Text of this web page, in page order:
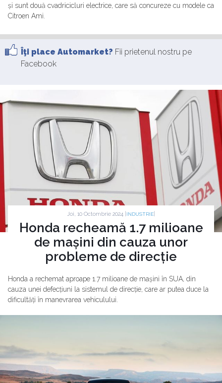
și sunt două cvadricicluri electrice, care să concureze cu modele ca
Citroen Ami.
Îţi place Automarket? Fii prietenul nostru pe
Facebook
Joi, 10 Octombrie 2024 | INDUSTRIE
Honda recheamă 1.7 milioane
de mașini din cauza unor
probleme de direcție
Honda a rechemat aproape 1.7 milioane de mașini în SUA, din
cauza unei defecțiuni la sistemul de direcție, care ar putea duce la
dificultăți în manevrarea vehiculului.